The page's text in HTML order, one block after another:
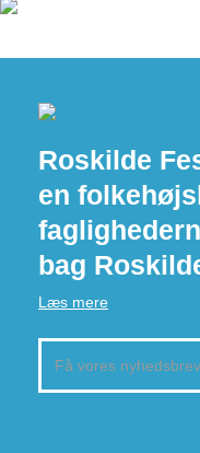
Roskilde
en
bag
Læs mere